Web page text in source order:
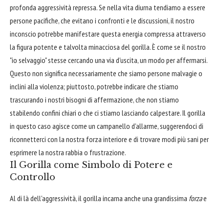
profonda aggressività repressa. Se nella vita diurna tendiamo a essere
persone pacifiche, che evitano i confronti e le discussioni, il nostro
inconscio potrebbe manifestare questa energia compressa attraverso
la figura potente e talvolta minacciosa del gorilla. È come se il nostro
"io selvaggio" stesse cercando una via d'uscita, un modo per affermarsi.
Questo non significa necessariamente che siamo persone malvagie o
inclini alla violenza; piuttosto, potrebbe indicare che stiamo
trascurando i nostri bisogni di affermazione, che non stiamo
stabilendo confini chiari o che ci stiamo lasciando calpestare. Il gorilla
in questo caso agisce come un campanello d'allarme, suggerendoci di
riconnetterci con la nostra forza interiore e di trovare modi più sani per
esprimere la nostra rabbia o frustrazione.
Il Gorilla come Simbolo di Potere e
Controllo
Al di là dell'aggressività, il gorilla incarna anche una grandissima forzae